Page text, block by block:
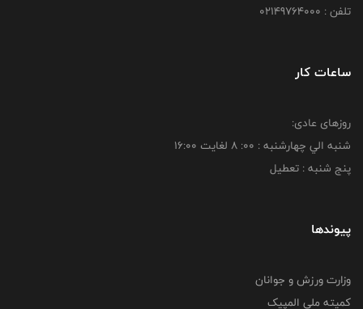
تلفن : 02149764000
ساعات کار
روزهای عادی:
شنبه الي چهارشنبه : 00: 8 لغايت 16:00
پنج شنبه : تعطیل
پیوندها
وزارت ورزش و جوانان
کمیته ملی المپیک